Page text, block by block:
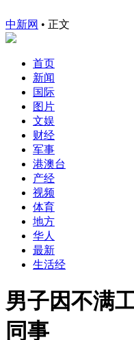
中新网 • 正文
首页
新闻
国际
图片
文娱
财经
军事
港澳台
产经
视频
体育
地方
华人
最新
生活经
男子因不满
同事